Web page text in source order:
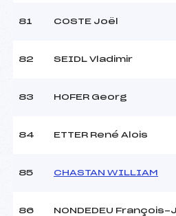
81 COSTE Joël
82 SEIDL Vladimir
83 HOFER Georg
84 ETTER René Alois
85 CHASTAN WILLIAM
86 NONDEDEU